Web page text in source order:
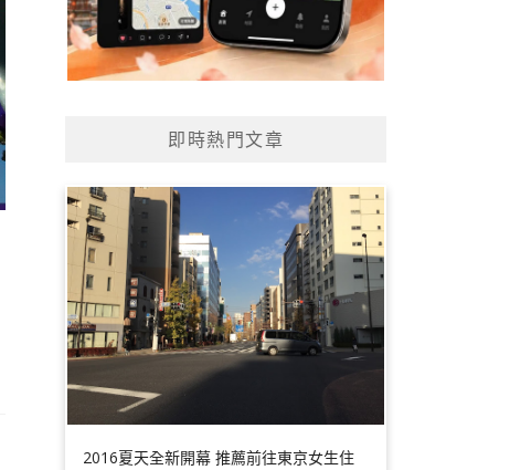
即時熱門文章
2016夏天全新開幕 推薦前往東京女生住